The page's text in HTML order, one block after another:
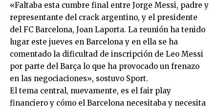
«Faltaba esta cumbre final entre Jorge Messi, padre y
representante del crack argentino, y el presidente
del FC Barcelona, Joan Laporta. La reunión ha tenido
lugar este jueves en Barcelona y en ella se ha
comentado la dificultad de inscripción de Leo Messi
por parte del Barça lo que ha provocado un frenazo
en las negociaciones», sostuvo Sport.
El tema central, nuevamente, es el fair play
financiero y cómo el Barcelona necesitaba y necesita